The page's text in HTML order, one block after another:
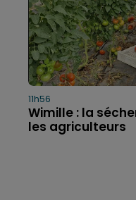
11h56
Wimille : la
les agriculteurs